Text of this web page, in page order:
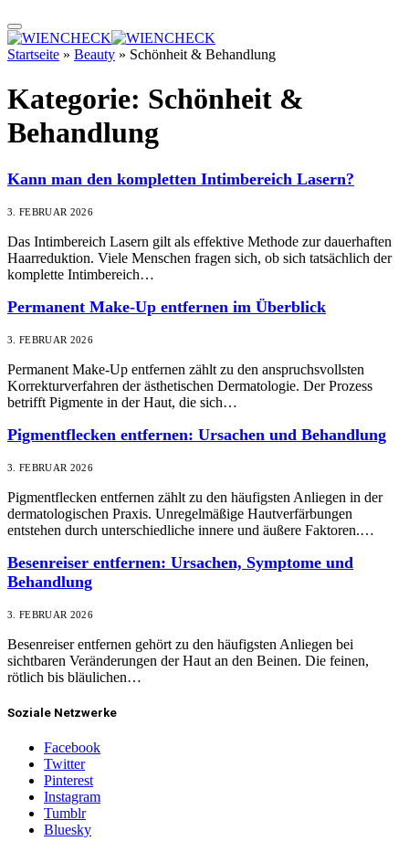
Startseite » Beauty » Schönheit & Behandlung
Kategorie: Schönheit &
Behandlung
Kann man den kompletten Intimbereich Lasern?
3. FEBRUAR 2026
Das Intimbereich Lasern gilt als effektive Methode zur dauerhaften
Haarreduktion. Viele Menschen fragen sich, ob sich tatsächlich der
komplette Intimbereich…
Permanent Make-Up entfernen im Überblick
3. FEBRUAR 2026
Permanent Make-Up entfernen zählt zu den anspruchsvollsten
Korrekturverfahren der ästhetischen Dermatologie. Der Prozess
betrifft Pigmente in der Haut, die sich…
Pigmentflecken entfernen: Ursachen und Behandlung
3. FEBRUAR 2026
Pigmentflecken entfernen zählt zu den häufigsten Anliegen in der
dermatologischen Praxis. Unregelmäßige Hautverfärbungen
entstehen durch unterschiedliche innere und äußere Faktoren.…
Besenreiser entfernen: Ursachen, Symptome und
Behandlung
3. FEBRUAR 2026
Besenreiser entfernen gehört zu den häufigsten Anliegen bei
sichtbaren Veränderungen der Haut an den Beinen. Die feinen,
rötlich bis bläulichen…
Soziale Netzwerke
Facebook
Twitter
Pinterest
Instagram
Tumblr
Bluesky